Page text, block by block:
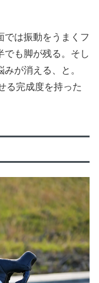
では振動をうまくフ
でも脚が残る。そし
が消える、と。
る完成度を持った